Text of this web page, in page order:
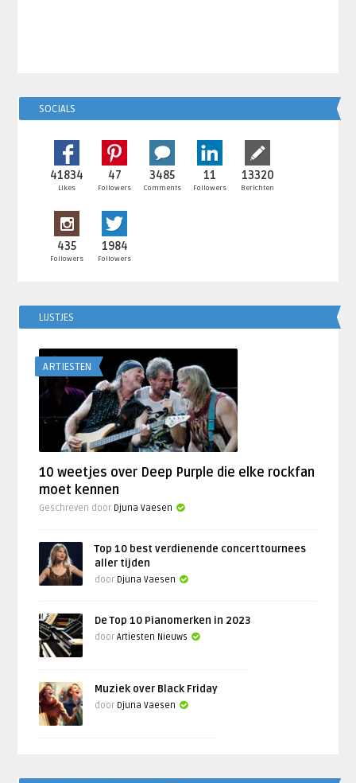
SOCIALS
41834
Likes
47
Followers
3485
Comments
11
Followers
13320
Berichten
435
Followers
1984
Followers
LIJSTJES
ARTIESTEN
10 weetjes over Deep Purple die elke rockfan
moet kennen
Geschreven door Djuna Vaesen
Top 10 best verdienende concerttournees
aller tijden
door Djuna Vaesen
De Top 10 Pianomerken in 2023
doorArtiesten Nieuws
Muziek over Black Friday
door Djuna Vaesen